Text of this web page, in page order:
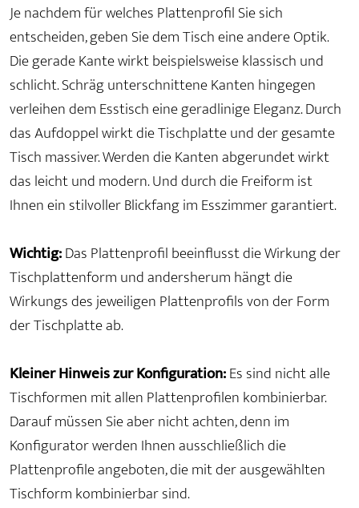
Je nachdem für welches Plattenprofil Sie sich
entscheiden, geben Sie dem Tisch eine andere Optik.
Die gerade Kante wirkt beispielsweise klassisch und
schlicht. Schräg unterschnittene Kanten hingegen
verleihen dem Esstisch eine geradlinige Eleganz. Durch
das Aufdoppel wirkt die Tischplatte und der gesamte
Tisch massiver. Werden die Kanten abgerundet wirkt
das leicht und modern. Und durch die Freiform ist
Ihnen ein stilvoller Blickfang im Esszimmer garantiert.
Wichtig:Das Plattenprofil beeinflusst die Wirkung der
Tischplattenform und andersherum hängt die
Wirkungs des jeweiligen Plattenprofils von der Form
der Tischplatte ab.
Kleiner Hinweis zur Konfiguration:Es sind nicht alle
Tischformen mit allen Plattenprofilen kombinierbar.
Darauf müssen Sie aber nicht achten, denn im
Konfigurator werden Ihnen ausschließlich die
Plattenprofile angeboten, die mit der ausgewählten
Tischform kombinierbar sind.